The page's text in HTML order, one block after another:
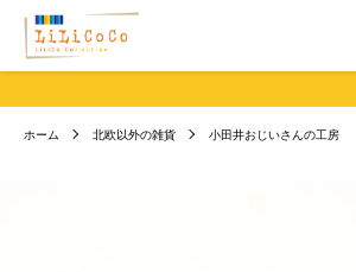
ホーム 北欧以外の雑貨 小田井おじいさんの工房